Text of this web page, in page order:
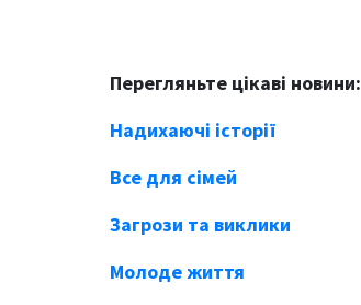
Перегляньте цікаві новини:
Надихаючі історії
Все для сімей
Загрози та виклики
Молоде життя